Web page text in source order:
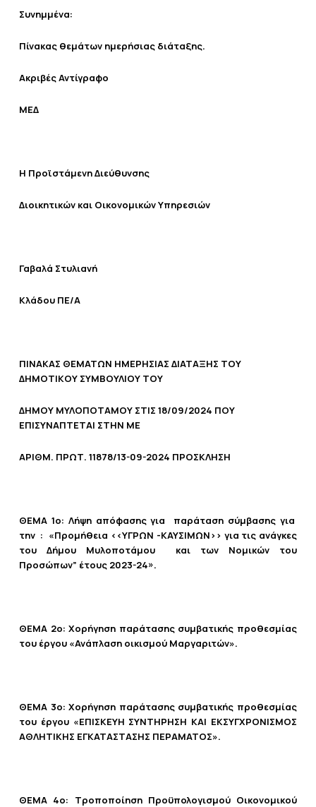
Συνημμένα:
Πίνακας θεμάτων ημερήσιας διάταξης.
Ακριβές Αντίγραφο
ΜΕΔ
Η Προϊστάμενη Διεύθυνσης
Διοικητικών και Οικονομικών Υπηρεσιών
Γαβαλά Στυλιανή
Κλάδου ΠΕ/Α
ΠΙΝΑΚΑΣ ΘΕΜΑΤΩΝ ΗΜΕΡΗΣΙΑΣ ΔΙΑΤΑΞΗΣ ΤΟΥ
ΔΗΜΟΤΙΚΟΥ ΣΥΜΒΟΥΛΙΟΥ ΤΟΥ
ΔΗΜΟΥ ΜΥΛΟΠΟΤΑΜΟΥ ΣΤΙΣ 18/09/2024 ΠΟΥ
ΕΠΙΣΥΝΑΠΤΕΤΑΙ ΣΤΗΝ ΜΕ
ΑΡΙΘΜ. ΠΡΩΤ. 11878/13-09-2024 ΠΡΟΣΚΛΗΣΗ
ΘΕΜΑ 1ο: Λήψη απόφασης για παράταση σύμβασης για
την : «Προμήθεια <<ΥΓΡΩΝ -ΚΑΥΣΙΜΩΝ>> για τις ανάγκες
του Δήμου Mυλοποτάμου και των Νομικών του
Προσώπων” έτους 2023-24».
ΘΕΜΑ 2ο:Xορήγηση παράτασης συμβατικής προθεσμίας
του έργου «Ανάπλαση οικισμού Μαργαριτών».
ΘΕΜΑ 3ο:Χορήγηση παράτασης συμβατικής προθεσμίας
του έργου «ΕΠΙΣΚΕΥΗ ΣΥΝΤΗΡΗΣΗ ΚΑΙ ΕΚΣΥΓΧΡΟΝΙΣΜΟΣ
ΑΘΛΗΤΙΚΗΣ ΕΓΚΑΤΑΣΤΑΣΗΣ ΠΕΡΑΜΑΤΟΣ».
ΘΕΜΑ 4ο: Τροποποίηση Προϋπολογισμού Οικονομικού